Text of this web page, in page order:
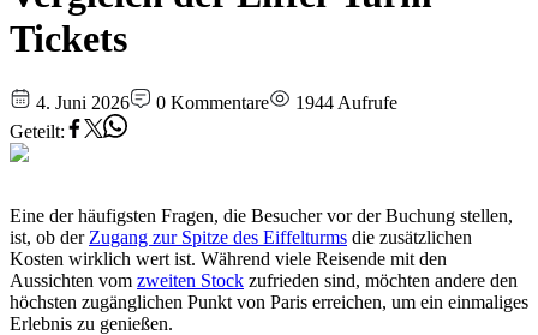
Tickets
4. Juni 2026 0 Kommentare 1944 Aufrufe
Geteilt:
Eine der häufigsten Fragen, die Besucher vor der Buchung stellen,
ist, ob der Zugang zur Spitze des Eiffelturms die zusätzlichen
Kosten wirklich wert ist. Während viele Reisende mit den
Aussichten vom zweiten Stock zufrieden sind, möchten andere den
höchsten zugänglichen Punkt von Paris erreichen, um ein einmaliges
Erlebnis zu genießen.